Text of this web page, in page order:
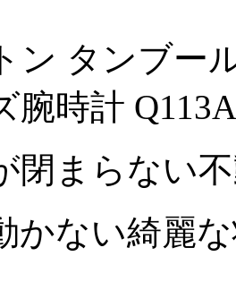
ン タンブー
腕時計 Q113A
閉まらない
かない綺麗